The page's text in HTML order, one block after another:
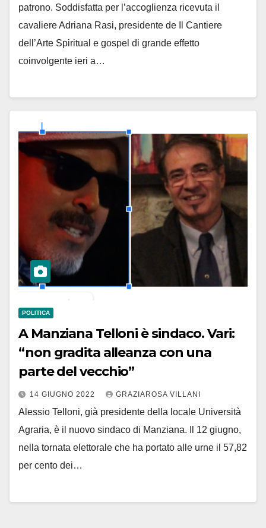
patrono. Soddisfatta per l’accoglienza ricevuta il
cavaliere Adriana Rasi, presidente de Il Cantiere
dell’Arte Spiritual e gospel di grande effetto
coinvolgente ieri a…
POLITICA
A Manziana Telloni è sindaco. Vari:
“non gradita alleanza con una
parte del vecchio”
14 GIUGNO 2022 GRAZIAROSA VILLANI
Alessio Telloni, già presidente della locale Università
Agraria, è il nuovo sindaco di Manziana. Il 12 giugno,
nella tornata elettorale che ha portato alle urne il 57,82
per cento dei…